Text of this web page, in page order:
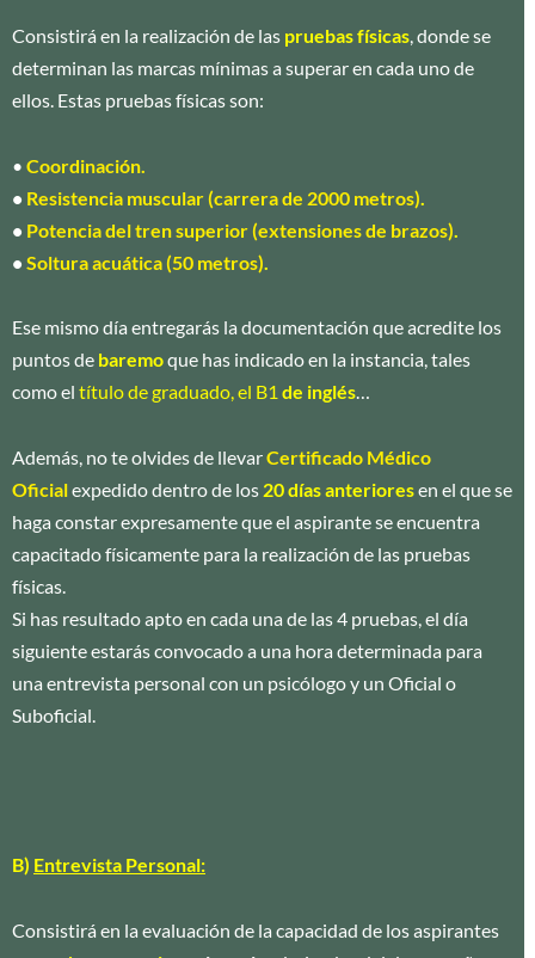
Consistirá en la realización de las pruebas físicas, donde se
determinan las marcas mínimas a superar en cada uno de
ellos. Estas pruebas físicas son:
• Coordinación.
• Resistencia muscular (carrera de 2000 metros).
• Potencia del tren superior (extensiones de brazos).
• Soltura acuática (50 metros).
Ese mismo día entregarás la documentación que acredite los
puntos de baremoque has indicado en la instancia, tales
como el título de graduado, el B1 de inglés…
Además, no te olvides de llevarCertificado Médico
Oficialexpedido dentro de los 20días anterioresen el que se
haga constar expresamente que el aspirante se encuentra
capacitado físicamente para la realización de las pruebas
físicas.
Si has resultado apto en cada una de las 4 pruebas, el día
siguiente estarás convocado a una hora determinada para
una entrevista personal con un psicólogo y un Oficial o
Suboficial.
B) Entrevista Personal:
Consistirá en la evaluación de la capacidad de los aspirantes